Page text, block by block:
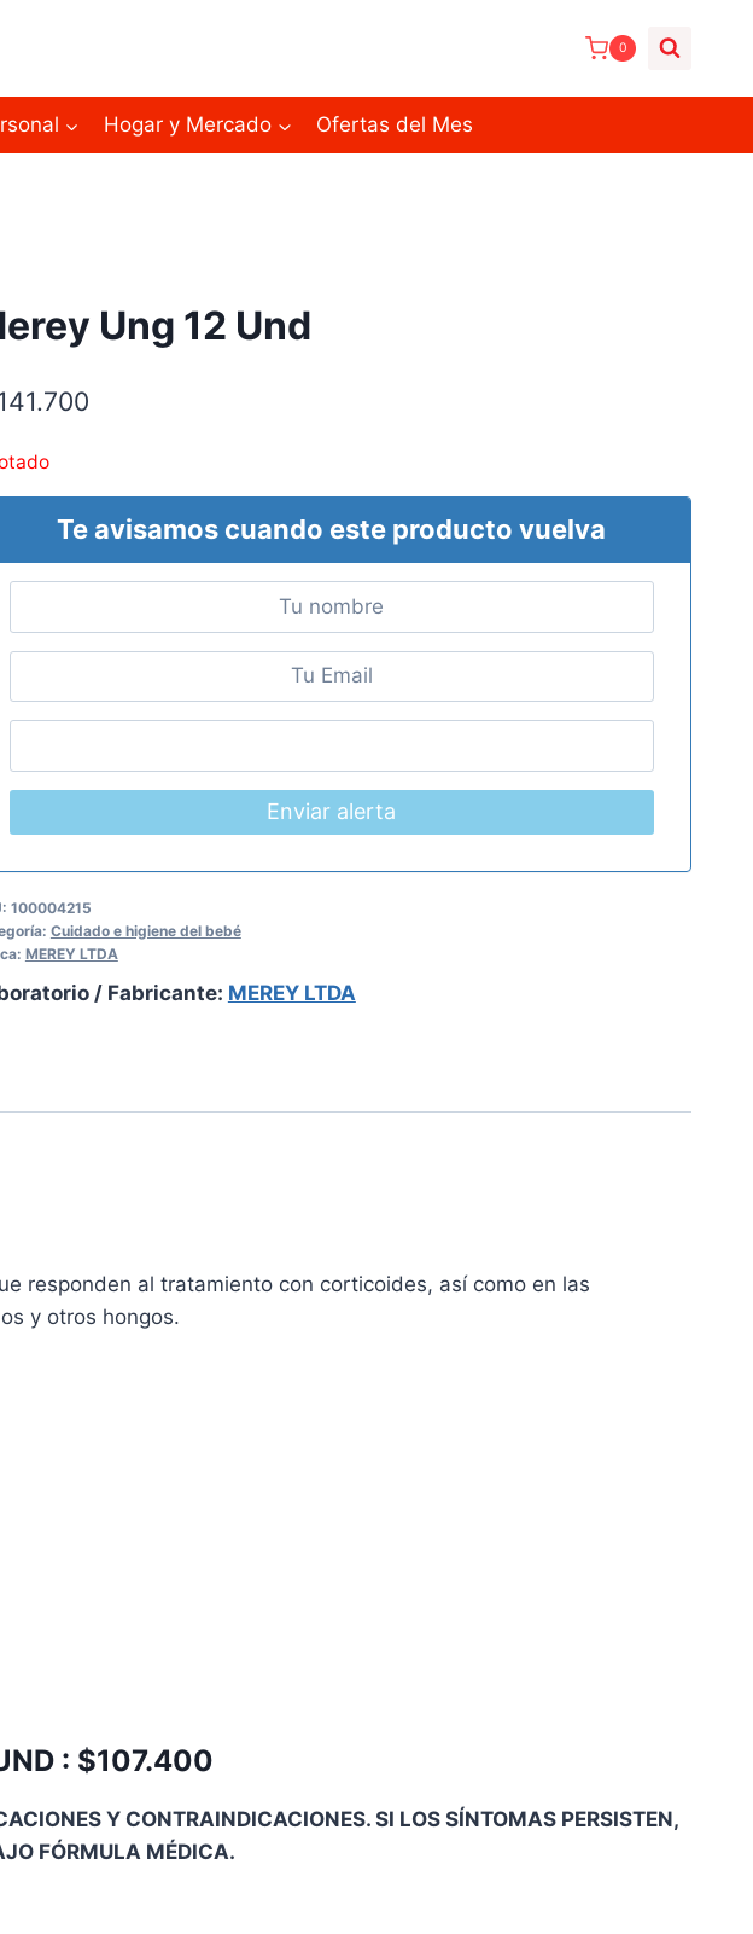
0
Hogar y Mercado Ofertas del Mes
Ung 12 Und
Te avisamos cuando este producto vuelva
Enviar alerta
100004215
Cuidado e higiene del bebé
MEREY LTDA
/ Fabricante: MEREY LTDA
responden al tratamiento con corticoides, así como en las
y otros hongos.
: $107.400
Y CONTRAINDICACIONES. SI LOS SÍNTOMAS PERSISTEN,
FÓRMULA MÉDICA.